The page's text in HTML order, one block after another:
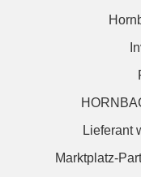
Lieferant
Marktplatz-